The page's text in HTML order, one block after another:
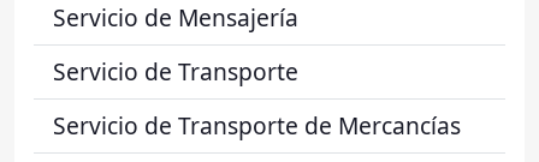
Servicio de Mensajería
Servicio de Transporte
Servicio de Transporte de Mercancías